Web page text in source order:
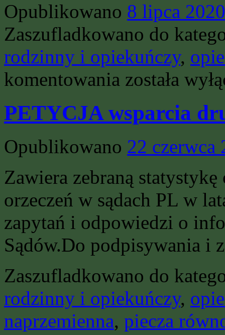
Opublikowano 8 lipca 2020
Zaszufladkowano do
rodzinny i opiekuńczy,
komentowania
opieka
–
rodzina
arktykuł
została
PETYCJA wsparcia
Opublikowano 22 czerwca
Zawiera zebraną
orzeczeń w sądach PL w
zapytań i odpowiedzi o
Sądów.Do podpisywania i
Zaszufladkowano do
rodzinny i opiekuńczy,
naprzemienna, piecza